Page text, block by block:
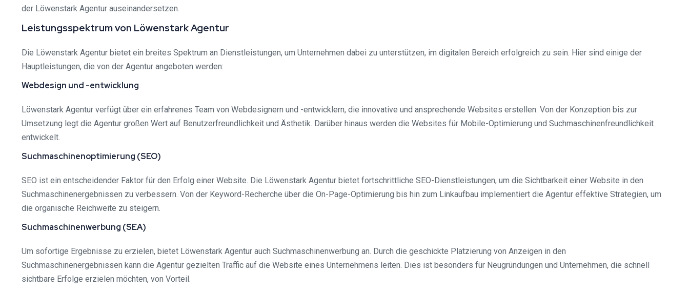
der Löwenstark Agentur auseinandersetzen.
Leistungsspektrum von Löwenstark Agentur
Die Löwenstark Agentur bietet ein breites Spektrum an Dienstleistungen, um Unternehmen dabei zu unterstützen, im digitalen Bereich erfolgreich zu sein. Hier sind einige der
Hauptleistungen, die von der Agentur angeboten werden:
Webdesign und -entwicklung
Löwenstark Agentur verfügt über ein erfahrenes Team von Webdesignern und -entwicklern, die innovative und ansprechende Websites erstellen. Von der Konzeption bis zur
Umsetzung legt die Agentur großen Wert auf Benutzerfreundlichkeit und Ästhetik. Darüber hinaus werden die Websites für Mobile-Optimierung und Suchmaschinenfreundlichkeit
entwickelt.
Suchmaschinenoptimierung (SEO)
SEO ist ein entscheidender Faktor für den Erfolg einer Website. Die Löwenstark Agentur bietet fortschrittliche SEO-Dienstleistungen, um die Sichtbarkeit einer Website in den
Suchmaschinenergebnissen zu verbessern. Von der Keyword-Recherche über die On-Page-Optimierung bis hin zum Linkaufbau implementiert die Agentur effektive Strategien, um
die organische Reichweite zu steigern.
Suchmaschinenwerbung (SEA)
Um sofortige Ergebnisse zu erzielen, bietet Löwenstark Agentur auch Suchmaschinenwerbung an. Durch die geschickte Platzierung von Anzeigen in den
Suchmaschinenergebnissen kann die Agentur gezielten Traffic auf die Website eines Unternehmens leiten. Dies ist besonders für Neugründungen und Unternehmen, die schnell
sichtbare Erfolge erzielen möchten, von Vorteil.